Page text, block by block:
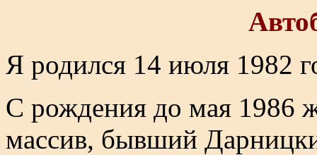
Я родился 14 июля 1982
С рождения до мая 1986
массив, бывший